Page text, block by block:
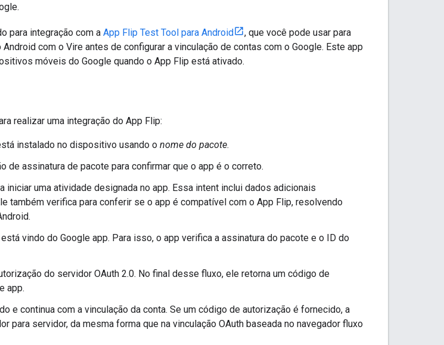
para integração com a App Flip Test Tool para Android
, que você pode usar para
Android com o Vire antes de configurar a vinculação de contas com o Google. Este app
móveis do Google quando o App Flip está ativado.
realizar uma integração do App Flip:
instalado no dispositivo usando o nome do pacote.
de assinatura de pacote para confirmar que o app é o correto.
iniciar uma atividade designada no app. Essa intent inclui dados adicionais
também verifica para conferir se o app é compatível com o App Flip, resolvendo
está vindo do Google app. Para isso, o app verifica a assinatura do pacote e o ID do
do servidor OAuth 2.0. No final desse fluxo, ele retorna um código de
app.
e continua com a vinculação da conta. Se um código de autorização é fornecido, a
para servidor, da mesma forma que na vinculação OAuth baseada no navegador fluxo